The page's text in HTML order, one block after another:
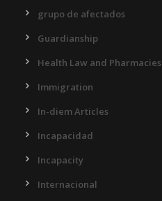
grupo de afectados
Guardianship
Health Law and Pharmacies
Immigration
In-diem Articles
Incapacidad
Incapacity
Internacional